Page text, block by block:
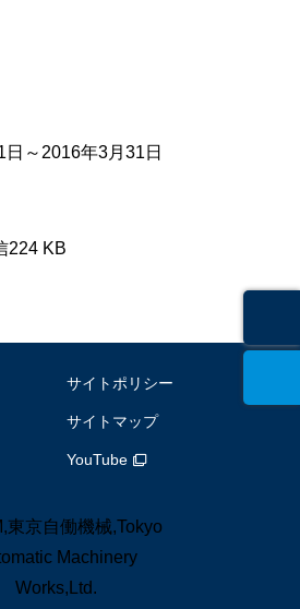
日～2016年3月31日
224 KB
サイトポリシー
サイトマップ
YouTube